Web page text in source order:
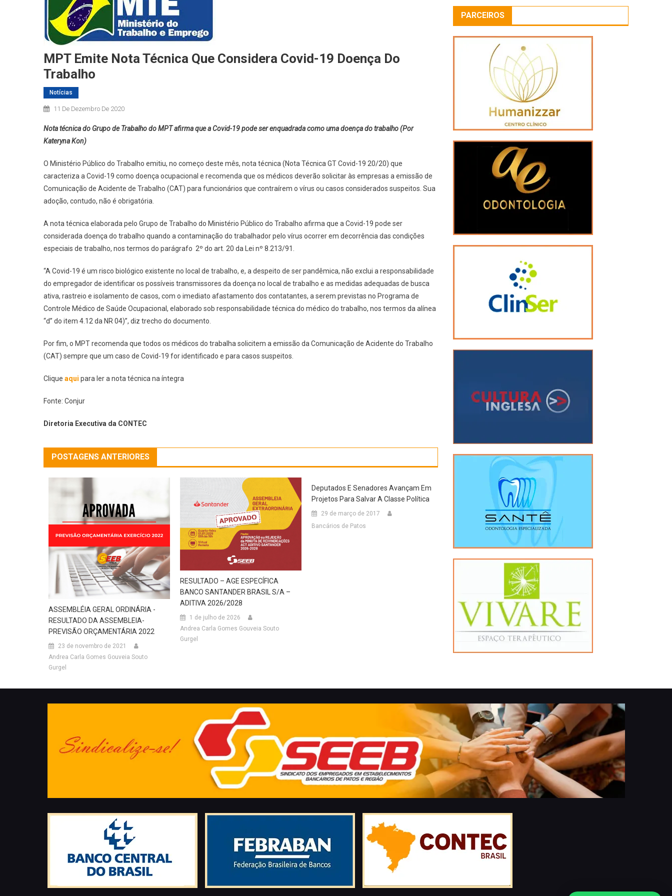
MPT Emite Nota Técnica Que Considera Covid-19 Doença Do
Trabalho
Notícias
11 De Dezembro De 2020
Nota técnica do Grupo de Trabalho do MPT afirma que a Covid-19 pode ser enquadrada como uma doença do trabalho (Por
Kateryna Kon)
O Ministério Público do Trabalho emitiu, no começo deste mês, nota técnica (Nota Técnica GT Covid-19 20/20) que
caracteriza a Covid-19 como doença ocupacional e recomenda que os médicos deverão solicitar às empresas a emissão de
Comunicação de Acidente de Trabalho (CAT) para funcionários que contraírem o vírus ou casos considerados suspeitos. Sua
adoção, contudo, não é obrigatória.
A nota técnica elaborada pelo Grupo de Trabalho do Ministério Público do Trabalho afirma que a Covid-19 pode ser
considerada doença do trabalho quando a contaminação do trabalhador pelo vírus ocorrer em decorrência das condições
especiais de trabalho, nos termos do parágrafo 2º do art. 20 da Lei nº 8.213/91.
“A Covid-19 é um risco biológico existente no local de trabalho, e, a despeito de ser pandêmica, não exclui a responsabilidade
do empregador de identificar os possíveis transmissores da doença no local de trabalho e as medidas adequadas de busca
ativa, rastreio e isolamento de casos, com o imediato afastamento dos contatantes, a serem previstas no Programa de
Controle Médico de Saúde Ocupacional, elaborado sob responsabilidade técnica do médico do trabalho, nos termos da alínea
“d” do item 4.12 da NR 04)”, diz trecho do documento.
Por fim, o MPT recomenda que todos os médicos do trabalha solicitem a emissão da Comunicação de Acidente do Trabalho
(CAT) sempre que um caso de Covid-19 for identificado e para casos suspeitos.
Clique aqui para ler a nota técnica na íntegra
Fonte: Conjur
Diretoria Executiva da CONTEC
POSTAGENS ANTERIORES
ASSEMBLÉIA GERAL ORDINÁRIA -
RESULTADO DA ASSEMBLEIA-
PREVISÃO ORÇAMENTÁRIA 2022
23 de novembro de 2021
Andrea Carla Gomes Gouveia Souto
Gurgel
RESULTADO – AGE ESPECÍFICA
BANCO SANTANDER BRASIL S/A –
ADITIVA 2026/2028
1 de julho de 2026
Andrea Carla Gomes Gouveia Souto
Gurgel
Deputados E Senadores Avançam Em
Projetos Para Salvar A Classe Política
29 de março de 2017
Bancários de Patos
PARCEIROS